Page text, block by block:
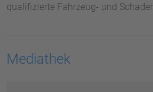
qualifizierte Fahrzeug- und
Mediathek